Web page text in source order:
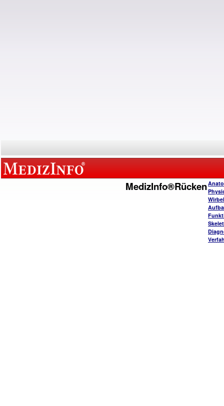
MedizInfo®Rücken